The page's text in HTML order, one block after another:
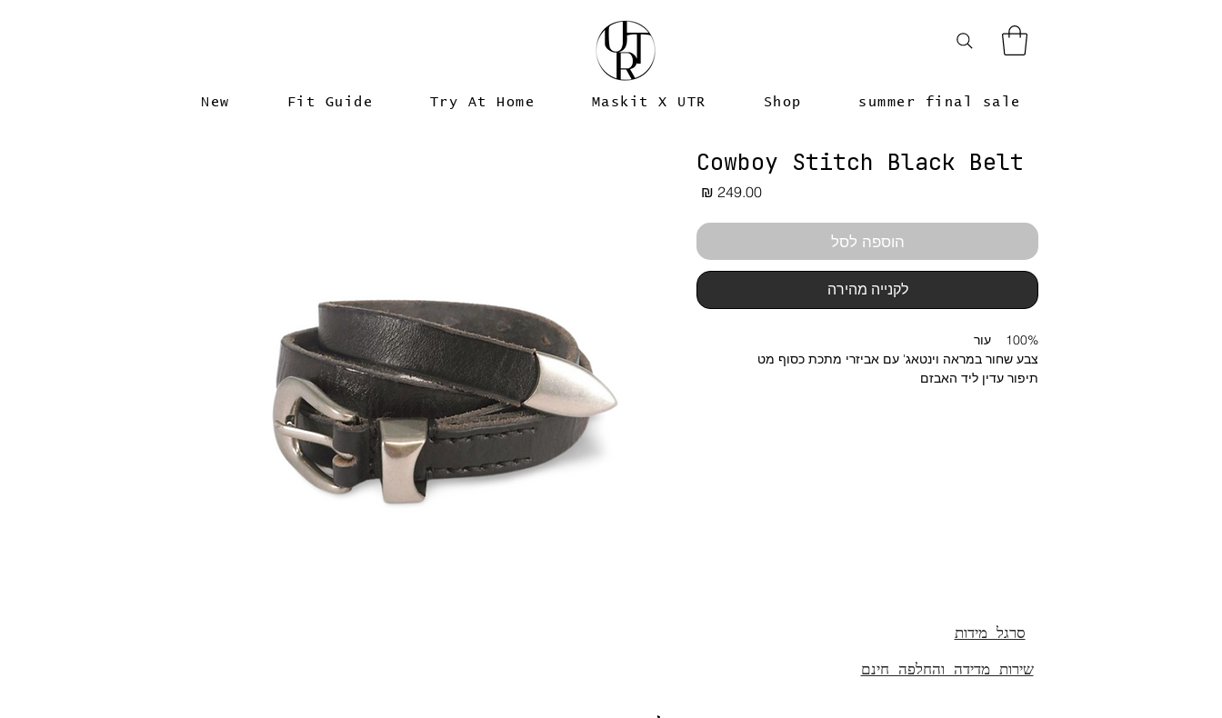
New Fit Guide Try At Home Maskit X UTR Shop summer final sale
Cowboy Stitch Black Belt
הוספה לסל
לקנייה מהירה
100% עור
צבע שחור במראה וינטאג' עם אביזרי מתכת כסוף מט
תיפור עדין ליד האבזם
סרגל מידות
שירות מדידה והחלפה חינם